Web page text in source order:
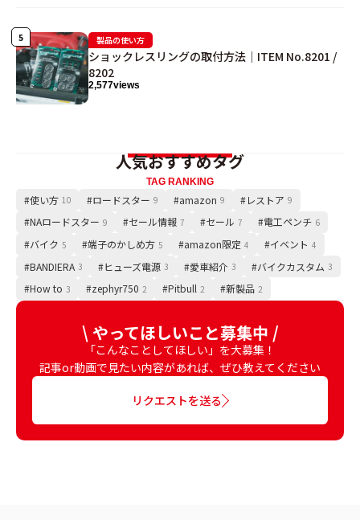
製品の使い方
ショックレスリングの取付方法｜ITEM No.8201 /
8202
2,577views
人気おすすめタグ
TAG RANKING
#使い方 10 #ロードスター 9 #amazon 9 #レストア 9
#NAロードスター 9 #セール情報 7 #セール 7 #電工ペンチ 6
#バイク 5 #端子のかしめ方 5 #amazon限定 4 #イベント 4
#BANDIERA 3 #ヒューズ電源 3 #愛車紹介 3 #バイクカスタム 3
#How to 3 #zephyr750 2 #Pitbull 2 #新製品 2
\ やってほしいこと募集中 /
「こんなことしてほしい」を大募集！
記事or動画で見たい内容があれば、ぜひ教えてください
リクエストを送る